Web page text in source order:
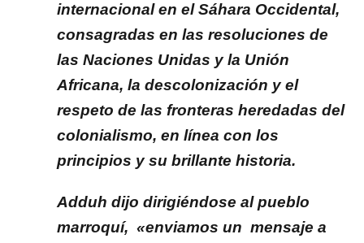
internacional en el Sáhara Occidental,
consagradas en las resoluciones de
las Naciones Unidas y la Unión
Africana, la descolonización y el
respeto de las fronteras heredadas del
colonialismo, en línea con los
principios y su brillante historia.
Adduh dijo dirigiéndose al pueblo
marroquí, «enviamos un mensaje a